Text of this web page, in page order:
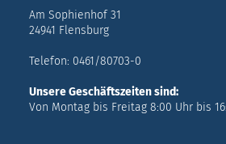
Am Sophienhof 31
24941 Flensburg
Telefon: 0461/80703-0
Unsere Geschäftszeiten sind:
Von Montag bis Freitag 8:00 Uhr bis